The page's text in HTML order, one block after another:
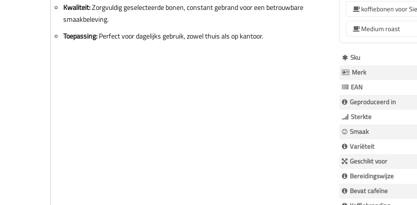
Kwaliteit:Zorgvuldig geselecteerde bonen, constant gebrand voor een betrouwbare
smaakbeleving.
Toepassing:Perfect voor dagelijks gebruik, zowel thuis als op kantoor.
Medium roast
Meer
Informatie
Sku
Merk
EAN
Geproduceerd in
Sterkte
Smaak
Variëteit
Geschikt voor
Bereidingswijze
Bevat cafeïne